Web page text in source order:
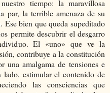
tiempo: la maravillosa
par, la terrible amenaza de su
bien que queda supeditado
permite descubrir el desgarro
El «uno» que ve la
contribuye a la constitución
una amalgama de tensiones e
estimular el contenido de
las consciencias que